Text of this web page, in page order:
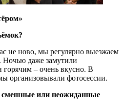
не ново, мы регулярно выезжаем
Ночью даже замутили
– очень вкусно. В
организовывали фотосессии.
смешные или неожиданные